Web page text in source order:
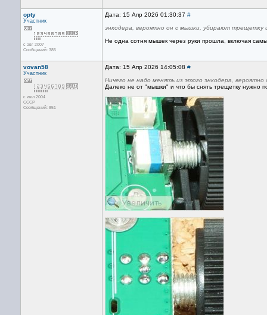
opty
Участник
с авг 2007
Сообщений: 385
Дата: 15 Апр 2026 01:30:37 #
энкодера, вероятно он с мышки, убирают трещетку
Не одна сотня мышек через руки прошла, включая
vovan58
Участник
с июл 2004
СССР
Сообщений: 851
Дата: 15 Апр 2026 14:05:08 #
Ничего не надо менять из этого энкодера,
Далеко не от "мышки" и что бы снять трещетку нужно